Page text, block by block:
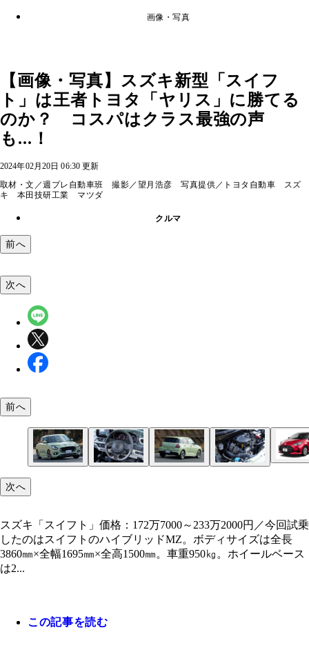
画像・写真
【画像・写真】スズキ新型「スイフ
ト」は王者トヨタ「ヤリス」に勝てる
のか？ コスパはクラス最強の声
も...！
2024年02月20日 06:30 更新
取材・文／週プレ自動車班 撮影／望月浩彦 写真提供／トヨタ自動車 スズ
キ 本田技研工業 マツダ
クルマ
前へ
ホイールベースは2450㎜
トヨタ「ヤリス」価格：150万1000～269万4000円
上げている
ホンダ「フィット」価格：165万5500～274万8900
マツダ「マツダ2」価格：154万8800～262万2400円
ダ2は後席がスイフトよりも狭い。しかし内装は上
次へ
前へ
次へ
スズキ「スイフト」価格：172万7000～233万2000円／今回試乗
したのはスイフトのハイブリッドMZ。ボディサイズは全長
3860㎜×全幅1695㎜×全高1500㎜。車重950㎏。ホイールベース
は2...
この記事を読む